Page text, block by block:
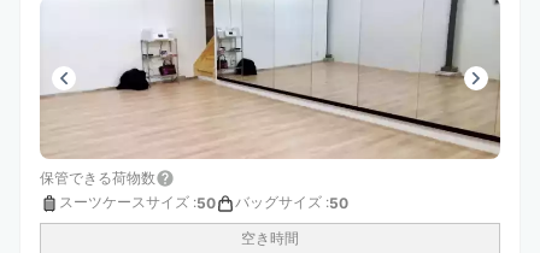
保管できる荷物数
スーツケースサイズ :50 バッグサイズ :50
空き時間